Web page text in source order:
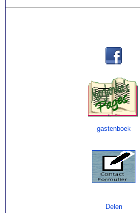
gastenboek
Delen